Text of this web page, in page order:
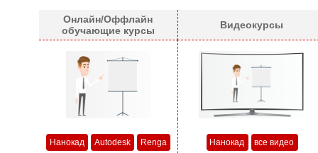
Онлайн/Оффлайн
обучающие курсы
Видеокурсы
Нанокад Autodesk Renga Нанокад все видео